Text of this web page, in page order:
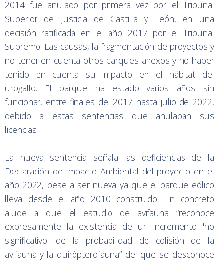
2014 fue anulado por primera vez por el Tribunal
Superior de Justicia de Castilla y León, en una
decisión ratificada en el año 2017 por el Tribunal
Supremo. Las causas, la fragmentación de proyectos y
no tener en cuenta otros parques anexos y no haber
tenido en cuenta su impacto en el hábitat del
urogallo. El parque ha estado varios años sin
funcionar, entre finales del 2017 hasta julio de 2022,
debido a estas sentencias que anulaban sus
licencias.
La nueva sentencia señala las deficiencias de la
Declaración de Impacto Ambiental del proyecto en el
año 2022, pese a ser nueva ya que el parque eólico
lleva desde el año 2010 construido. En concreto
alude a que el estudio de avifauna “reconoce
expresamente la existencia de un incremento 'no
significativo' de la probabilidad de colisión de la
avifauna y la quirópterofauna” del que se desconoce